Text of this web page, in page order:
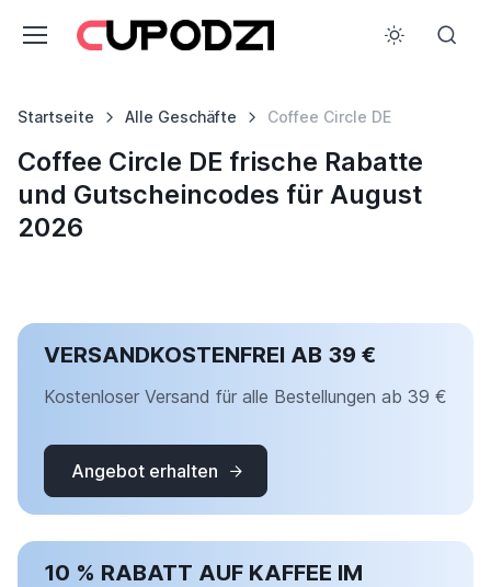
Startseite Alle Geschäfte Coffee Circle DE
Coffee Circle DE frische Rabatte
und Gutscheincodes für August
2026
VERSANDKOSTENFREI AB 39 €
Kostenloser Versand für alle Bestellungen ab 39 €
Angebot erhalten
10 % RABATT AUF KAFFEE IM